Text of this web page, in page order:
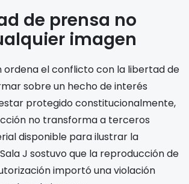
de prensa no
imagen
ordena el conflicto con la libertad de
sobre un hecho de interés
protegido constitucionalmente,
no transforma a terceros
disponible para ilustrar la
J sostuvo que la reproducción de
importó una violación